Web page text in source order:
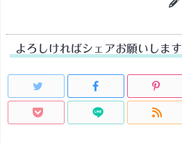
よろしければシェアお願いします